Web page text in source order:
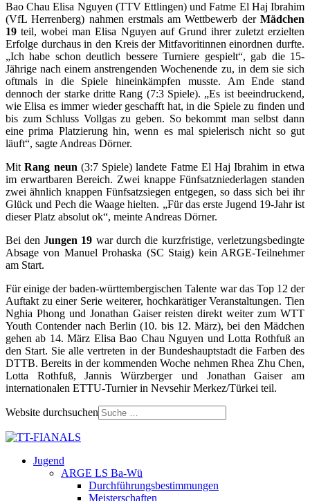
Bao Chau Elisa Nguyen (TTV Ettlingen) und Fatme El Haj Ibrahim
(VfL Herrenberg) nahmen erstmals am Wettbewerb der Mädchen
19 teil, wobei man Elisa Nguyen auf Grund ihrer zuletzt erzielten
Erfolge durchaus in den Kreis der Mitfavoritinnen einordnen durfte.
„Ich habe schon deutlich bessere Turniere gespielt“, gab die 15-
Jährige nach einem anstrengenden Wochenende zu, in dem sie sich
oftmals in die Spiele hineinkämpfen musste. Am Ende stand
dennoch der starke dritte Rang (7:3 Spiele). „Es ist beeindruckend,
wie Elisa es immer wieder geschafft hat, in die Spiele zu finden und
bis zum Schluss Vollgas zu geben. So bekommt man selbst dann
eine prima Platzierung hin, wenn es mal spielerisch nicht so gut
läuft“, sagte Andreas Dörner.
MitRang neun (3:7 Spiele) landete Fatme El Haj Ibrahim in etwa
im erwartbaren Bereich. Zwei knappe Fünfsatzniederlagen standen
zwei ähnlich knappen Fünfsatzsiegen entgegen, so dass sich bei ihr
Glück und Pech die Waage hielten. „Für das erste Jugend 19-Jahr ist
dieser Platz absolut ok“, meinte Andreas Dörner.
Bei den Jungen 19 war durch die kurzfristige, verletzungsbedingte
Absage von Manuel Prohaska (SC Staig) kein ARGE-Teilnehmer
am Start.
Für einige der baden-württembergischen Talente war das Top 12 der
Auftakt zu einer Serie weiterer, hochkarätiger Veranstaltungen. Tien
Nghia Phong und Jonathan Gaiser reisten direkt weiter zum WTT
Youth Contender nach Berlin (10. bis 12. März), bei den Mädchen
gehen ab 14. März Elisa Bao Chau Nguyen und Lotta Rothfuß an
den Start. Sie alle vertreten in der Bundeshauptstadt die Farben des
DTTB. Bereits in der kommenden Woche nehmen Rhea Zhu Chen,
Lotta Rothfuß, Jannis Würzberger und Jonathan Gaiser am
internationalen ETTU-Turnier in Nevsehir Merkez/Türkei teil.
Website durchsuchen
Jugend
ARGE LS Ba-Wü
Durchführungsbestimmungen
Meisterschaften